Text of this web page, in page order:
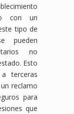
con un
tipo de
pueden
no
Esto
terceras
reclamo
para
que